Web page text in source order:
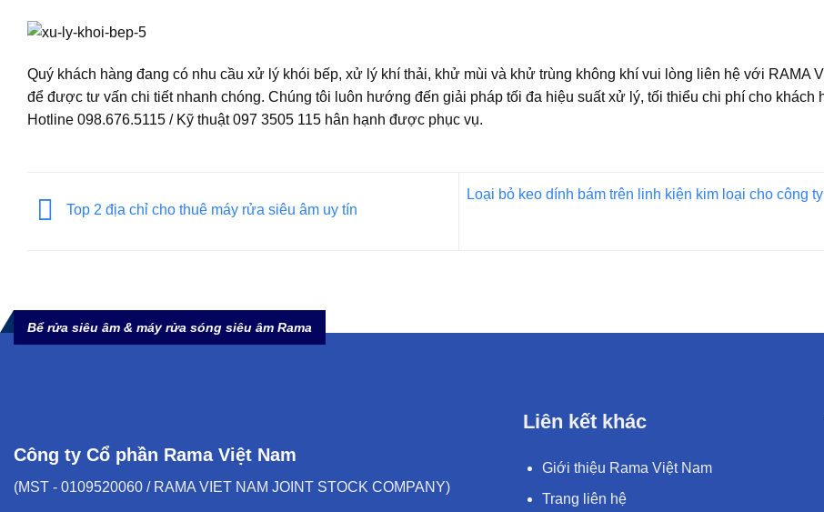
Quý khách hàng đang có nhu cầu xử lý khói bếp, xử lý khí thải, khử mùi và khử trùng không khí vui lòng liên hệ với RAMA
để được tư vấn chi tiết nhanh chóng. Chúng tôi luôn hướng đến giải pháp tối đa hiệu suất xử lý, tối thiểu chi phí cho khách
Hotline 098.676.5115 / Kỹ thuật 097 3505 115 hân hạnh được phục vụ.
Top 2 địa chỉ cho thuê máy rửa siêu âm uy tín
Loại bỏ keo dính bám trên linh kiện kim loại cho công
Bể rửa siêu âm & máy rửa sóng siêu âm Rama
Công ty Cổ phần Rama Việt Nam
(MST - 0109520060 / RAMA VIET NAM JOINT STOCK COMPANY)
Liên kết khác
Giới thiệu Rama Việt Nam
Trang liên hệ